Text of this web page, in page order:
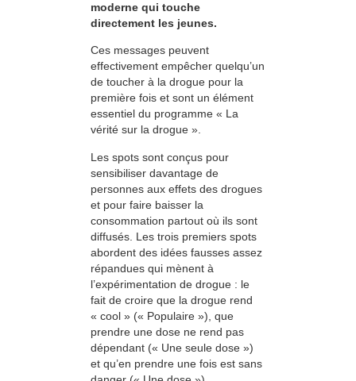
moderne qui touche
directement les jeunes.
Ces messages peuvent
effectivement empêcher quelqu’un
de toucher à la drogue pour la
première fois et sont un élément
essentiel du programme « La
vérité sur la drogue ».
Les spots sont conçus pour
sensibiliser davantage de
personnes aux effets des drogues
et pour faire baisser la
consommation partout où ils sont
diffusés. Les trois premiers spots
abordent des idées fausses assez
répandues qui mènent à
l’expérimentation de drogue : le
fait de croire que la drogue rend
« cool » (« Populaire »), que
prendre une dose ne rend pas
dépendant (« Une seule dose »)
et qu’en prendre une fois est sans